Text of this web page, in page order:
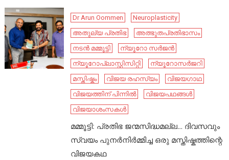
Dr Arun Oommen
Neuroplasticity
അതുല്യ പ്രതിഭ
അത്ഭുതപ്രതിഭാസം
നടൻ മമ്മൂട്ടി
ന്യൂറോ സർജൻ
ന്യൂറോപ്ലാസ്റ്റിസിറ്റി
ന്യൂറോസർജറി
മസ്തിഷ്കം
വിജയ രഹസ്യം
വിജയഗാഥ
വിജയത്തിന് പിന്നിൽ
വിജയപഥങ്ങൾ
വിജയാശംസകൾ
മമ്മൂട്ടി: പ്രതിഭ ജന്മസിദ്ധമല്ല… ദിവസവും
സ്വയം പുനർനിർമ്മിച്ച ഒരു മസ്തിഷ്കത്തിന്റെ
വിജയകഥ